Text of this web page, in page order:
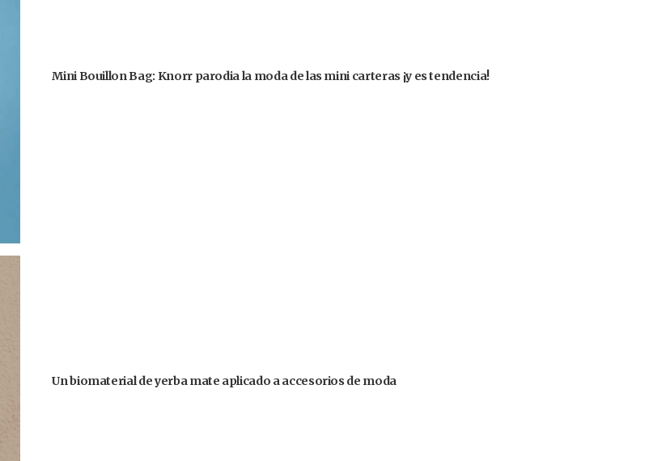
Mini Bouillon Bag: Knorr parodia la moda de las mini carteras ¡y es tendencia!
Un biomaterial de yerba mate aplicado a accesorios de moda